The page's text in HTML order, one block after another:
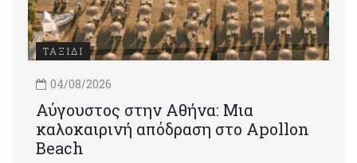
ΤΑΞΙΔΙ
04/08/2026
Αύγουστος στην Αθήνα: Μια
καλοκαιρινή απόδραση στο Apollon
Beach